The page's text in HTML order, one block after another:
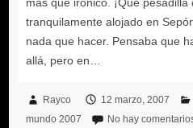
Rayco 12 marzo, 2007
mundo 2007
No hay